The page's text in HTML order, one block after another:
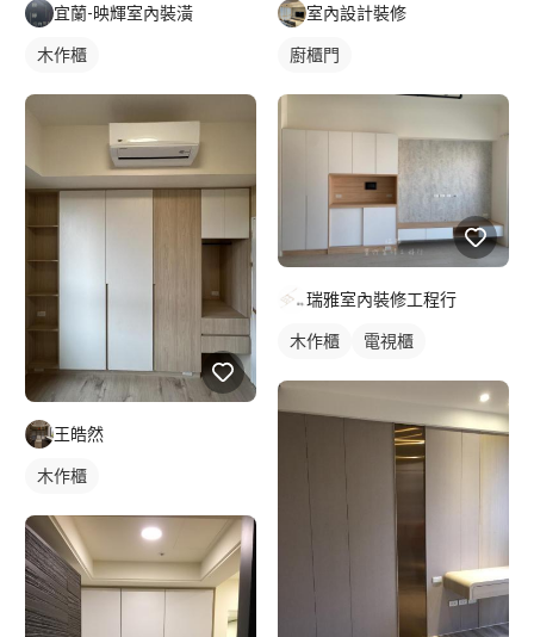
宜蘭-映輝室內裝潢
木作櫃
王皓然
木作櫃
室內設計裝修
廚櫃門
瑞雅室內裝修工程行
木作櫃 電視櫃